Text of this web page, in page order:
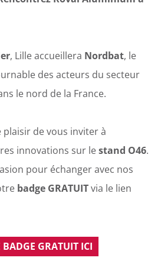
, Lille accueillera Nordbat, le
des acteurs du secteur
le nord de la France.
plaisir de vous inviter à
innovations sur lestand O46.
pour échanger avec nos
badge GRATUITvia le lien
GRATUIT ICI